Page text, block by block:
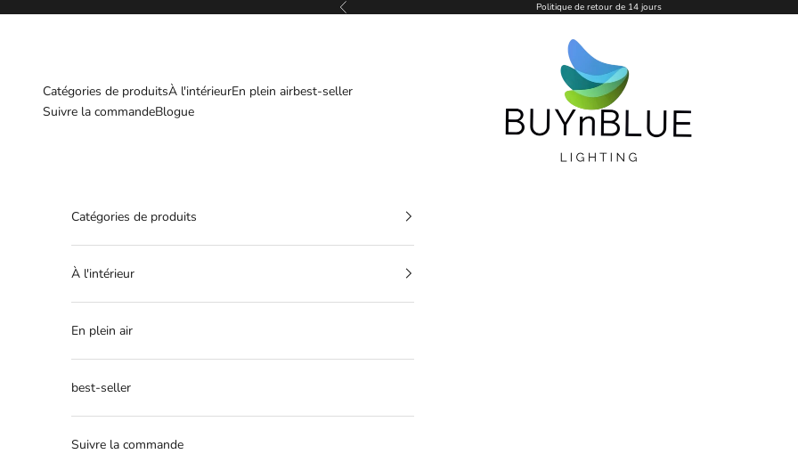
Retour Politique de retour de 14 jours
Catégories de produitsÀ l'intérieurEn plein airbest-seller
Suivre la commandeBlogue
Catégories de produits
À l'intérieur
En plein air
best-seller
Suivre la commande